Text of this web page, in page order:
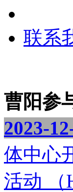
联系
曹阳参
2023-
体中心
活动 （